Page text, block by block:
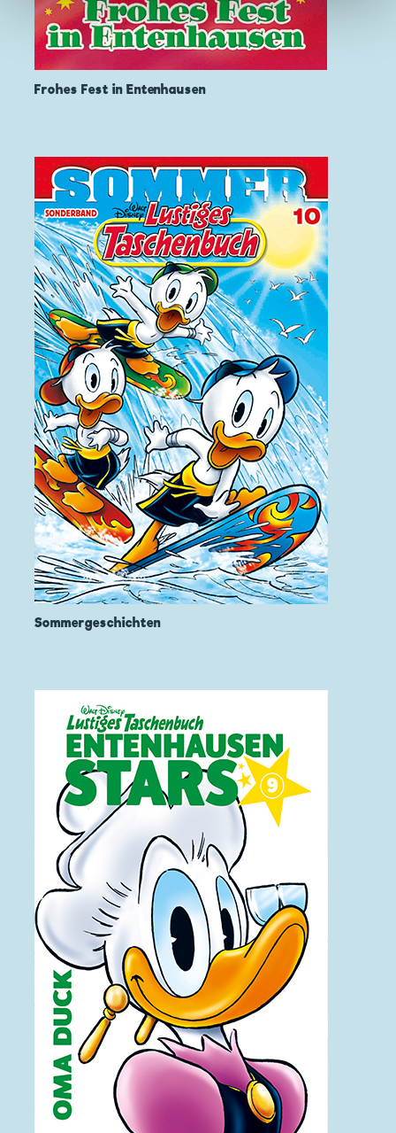
Frohes Fest in Entenhausen
Sommergeschichten